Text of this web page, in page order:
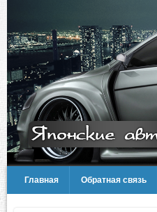
Главная Обратная связь